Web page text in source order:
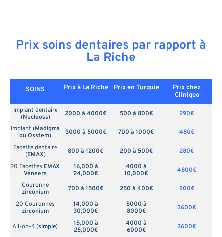
Prix soins dentaires par rapport à
La Riche
SOINS Prix à La Riche Prix en Turquie
Prix chez
Cliniqeo
Implant dentaire
(Nucleoss) 2000 à 4000€ 500 à 800€
290€
Implant (Madigma
ou Osstem) 3000 à 5000€ 700 à 1000€
480€
Facette dentaire
(EMAX) 800 à 1200€ 200 à 500€
280€
20 Facettes EMAX
Veneers
16,000 à
24,000€
4000 à
10,000€
4800€
Couronne
zirconium
700 à 1500€ 250 à 400€
200€
20 Couronnes
zirconium
14,000 à
30,000€
5000 à
8000€
3600€
All-on-4 (simple)
15,000 à
25,000€
4000 à
6000€
3600€